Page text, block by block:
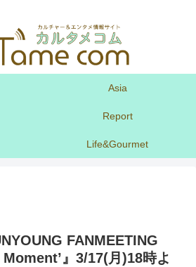
Asia
Report
Life&Gourmet
FANMEETING
』3/17(月)18時よ